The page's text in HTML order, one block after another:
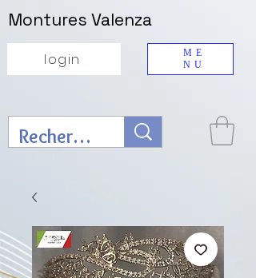
ME
NU
Montures Valenza
login